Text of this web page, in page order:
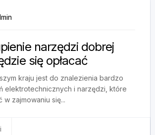
narzędzi dobrej
się opłacać
kraju jest do znalezienia bardzo
elektrotechnicznych i narzędzi, które
w zajmowaniu się...